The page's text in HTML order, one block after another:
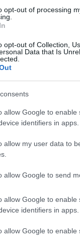
opt-out of processing
opt-out of Collection,
Data that Is
allow Google to
identifiers in apps.
allow my user data to
allow Google to send
allow Google to
identifiers in apps.
allow Google to
tra gli
impegno
ESG
di
per la
criteri
positivi
di
ottimismo, vi
post-
non solo